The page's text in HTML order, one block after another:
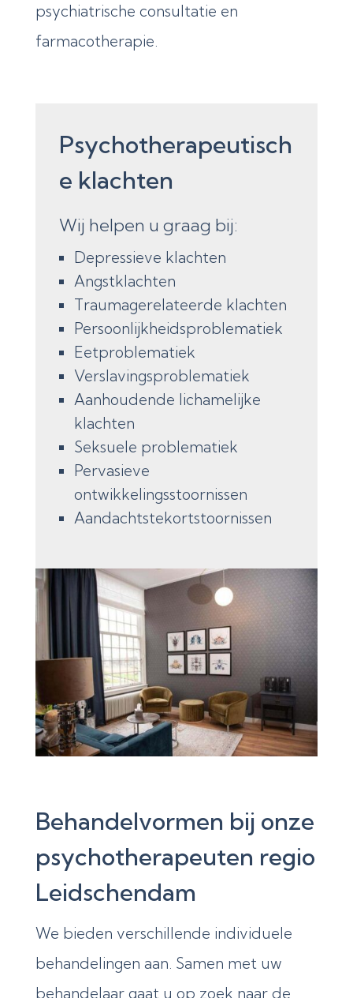
psychiatrische consultatie en
farmacotherapie.
Psychotherapeutisch
e klachten
Wij helpen u graag bij:
Depressieve klachten
Angstklachten
Traumagerelateerde klachten
Persoonlijkheidsproblematiek
Eetproblematiek
Verslavingsproblematiek
Aanhoudende lichamelijke
klachten
Seksuele problematiek
Pervasieve
ontwikkelingsstoornissen
Aandachtstekortstoornissen
Behandelvormen bij onze
psychotherapeuten regio
Leidschendam
We bieden verschillende individuele
behandelingen aan. Samen met uw
behandelaar gaat u op zoek naar de